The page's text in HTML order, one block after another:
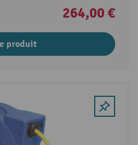
264,00 €
produit